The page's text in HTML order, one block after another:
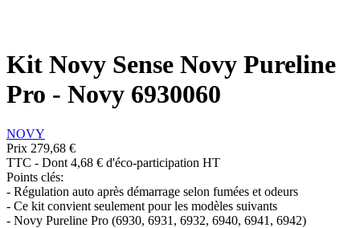
Kit Novy Sense Novy Pureline
Pro - Novy 6930060
NOVY
Prix 279,68 €
TTC - Dont 4,68 € d'éco-participation HT
Points clés:
- Régulation auto après démarrage selon fumées et odeurs
- Ce kit convient seulement pour les modèles suivants
- Novy Pureline Pro (6930, 6931, 6932, 6940, 6941, 6942)